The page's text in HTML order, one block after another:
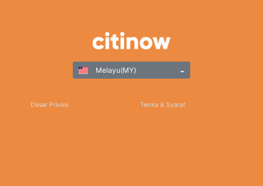
Dasar Privasi Terma & Syarat
Melayu(MY)